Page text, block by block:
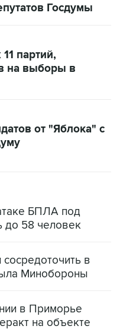
Госдумы
партий,
на выборы в
от "Яблока" с
БПЛА под
до 58 человек
в
Минобороны
в Приморье
на объекте